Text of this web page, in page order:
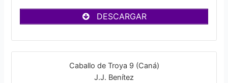
DESCARGAR
Caballo de Troya 9 (Caná)
J.J. Benítez